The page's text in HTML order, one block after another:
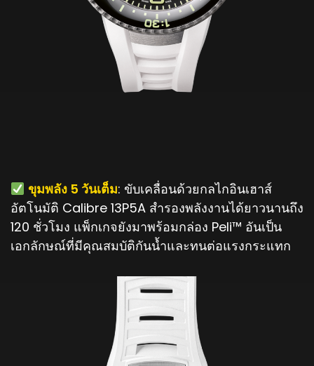
ขุมพลัง 5 วันเต็ม: ขับเคลื่อนด้วยกลไกอินเฮาส์
อัตโนมัติ Calibre 13P5A สำรองพลังงานได้ยาวนานถึง
120 ชั่วโมง แพ็กเกจยังมาพร้อมกล่อง Peli™ อันเป็น
เอกลักษณ์ที่มีคุณสมบัติกันน้ำและทนต่อแรงกระแทก